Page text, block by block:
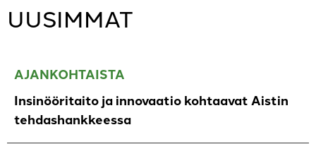
UUSIMMAT
AJANKOHTAISTA
Insinööritaito ja innovaatio kohtaavat Aistin
tehdashankkeessa